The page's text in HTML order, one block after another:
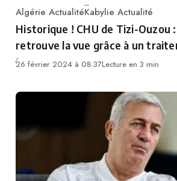
Category
Algérie ActualitéKabylie Actualité
Historique ! CHU de Tizi-Ouzou
retrouve la vue grâce à un
26 février 2024 à 08:37Lecture en 3 min